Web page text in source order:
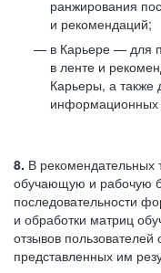
ранжирования
и рекомендаций;
в Карьере — для
в ленте и
Карьеры, а также
8. В рекомендательных
обучающую и рабочую
последовательности
и обработки матриц
отзывов пользователей
представленных им